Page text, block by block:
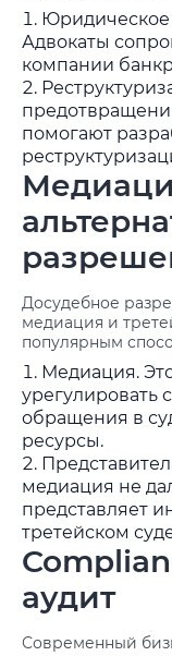
Юридическое
Адвокаты
компании
помогают
Досудебное
медиация и
популярным
Медиация.
урегулировать
обращения в
ресурсы.
медиация не
представляет
третейском
аудит
Современный